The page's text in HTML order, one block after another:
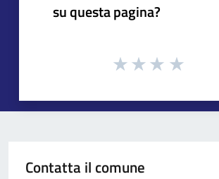
su questa pagina?
Contatta il comune